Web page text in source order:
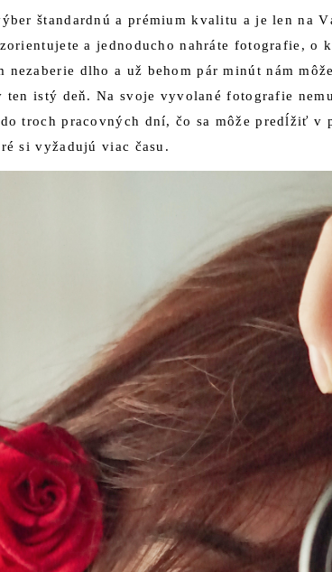
štandardnú a prémium kvalitu a je len na
a jednoducho nahráte fotografie, o
nezaberie dlho a už behom pár minút nám
ten istý deň. Na svoje vyvolané fotografie
troch pracovných dní, čo sa môže predĺžiť v
si vyžadujú viac času.